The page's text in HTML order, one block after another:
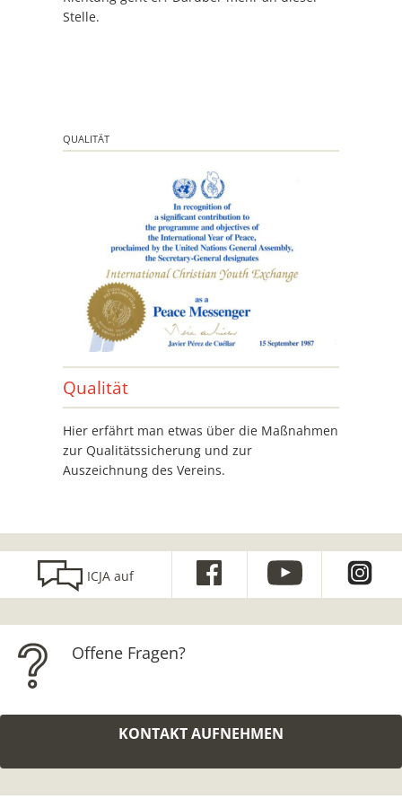
Stelle.
QUALITÄT
Qualität
Hier erfährt man etwas über die Maßnahmen
zur Qualitätssicherung und zur
Auszeichnung des Vereins.
ICJA auf
Offene Fragen?
KONTAKT AUFNEHMEN